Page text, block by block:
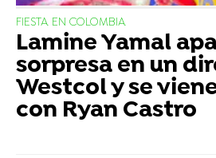
FIESTA EN COLOMBIA
Lamine Yamal
sorpresa en un
Westcol y se
con Ryan Castro